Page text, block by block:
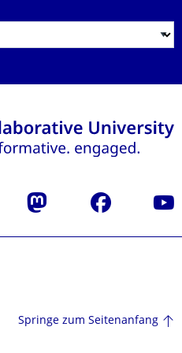
Mastodon Facebook
Springe zum Seitenanfang